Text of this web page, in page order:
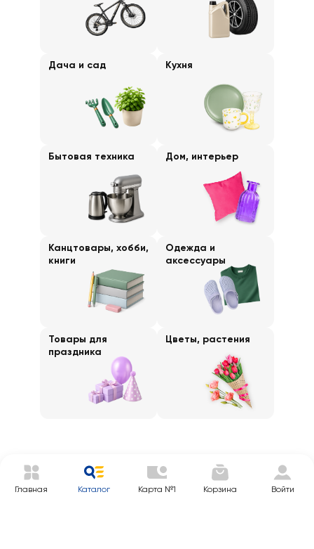
Дача и сад Кухня
Бытовая техника Дом, интерьер
Канцтовары, хобби,
книги
Одежда и
аксессуары
Товары для
праздника
Цветы, растения
Главная Каталог Карта №1 Корзина Войти